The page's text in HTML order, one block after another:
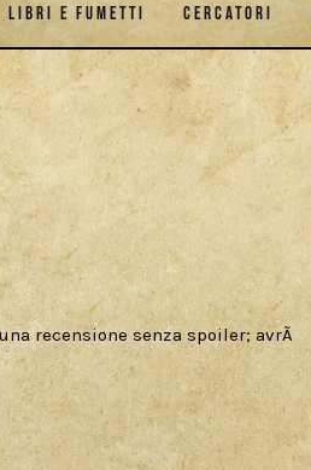
LIBRI E FUMETTI CERCATORI
LIBRI E FUMETTI CERCATORI
recensione senza spoiler; avrÃ